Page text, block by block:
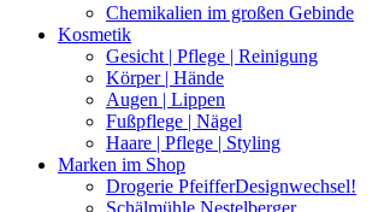
Chemikalien im großen Gebinde
Kosmetik
Gesicht | Pflege | Reinigung
Körper | Hände
Augen | Lippen
Fußpflege | Nägel
Haare | Pflege | Styling
Marken im Shop
Drogerie PfeifferDesignwechsel!
Schälmühle Nestelberger